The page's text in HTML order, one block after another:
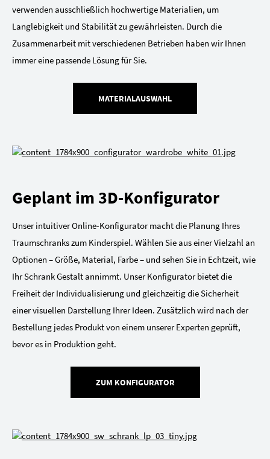
verwenden ausschließlich hochwertige Materialien, um
Langlebigkeit und Stabilität zu gewährleisten. Durch die
Zusammenarbeit mit verschiedenen Betrieben haben wir Ihnen
immer eine passende Lösung für Sie.
MATERIALAUSWAHL
Geplant im 3D-Konfigurator
Unser intuitiver Online-Konfigurator macht die Planung Ihres
Traumschranks zum Kinderspiel. Wählen Sie aus einer Vielzahl an
Optionen – Größe, Material, Farbe – und sehen Sie in Echtzeit, wie
Ihr Schrank Gestalt annimmt. Unser Konfigurator bietet die
Freiheit der Individualisierung und gleichzeitig die Sicherheit
einer visuellen Darstellung Ihrer Ideen. Zusätzlich wird nach der
Bestellung jedes Produkt von einem unserer Experten geprüft,
bevor es in Produktion geht.
ZUM KONFIGURATOR